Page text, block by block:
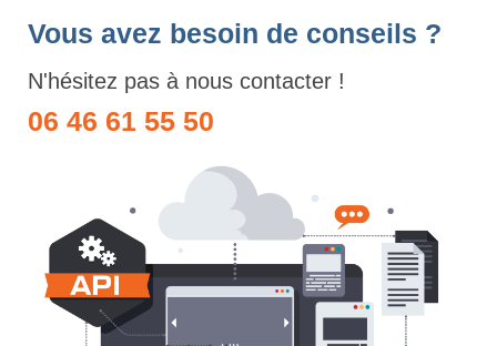
Vous avez besoin de conseils ?
N'hésitez pas à nous contacter !
06 46 61 55 50